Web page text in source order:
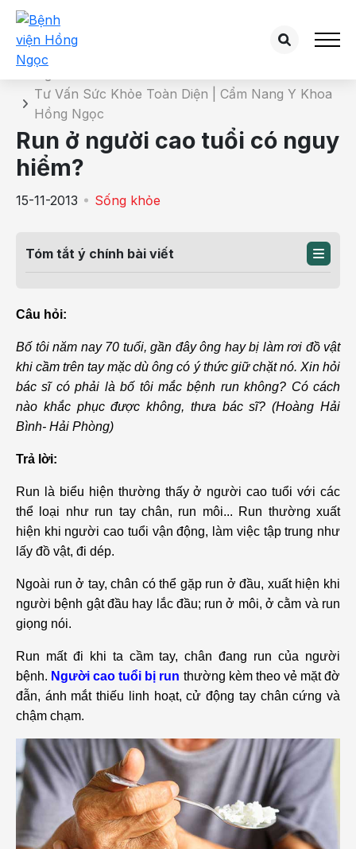
Chi tiết bài tư vấn
Tư Vấn Sức Khỏe Toàn Diện | Cẩm Nang Y Khoa
Hồng Ngọc
Run ở người cao tuổi có nguy
hiểm?
15-11-2013 Sống khỏe
Tóm tắt ý chính bài viết
Câu hỏi:
Bố tôi năm nay 70 tuổi, gần đây ông hay bị làm rơi đồ vật
khi cầm trên tay mặc dù ông có ý thức giữ chặt nó. Xin hỏi
bác sĩ có phải là bố tôi mắc bệnh run không? Có cách
nào khắc phục được không, thưa bác sĩ? (Hoàng Hải
Bình- Hải Phòng)
Trả lời:
Run là biểu hiện thường thấy ở người cao tuổi với các
thể loại như run tay chân, run môi... Run thường xuất
hiện khi người cao tuổi vận động, làm việc tập trung như
lấy đồ vật, đi dép.
Ngoài run ở tay, chân có thể gặp run ở đầu, xuất hiện khi
người bệnh gật đầu hay lắc đầu; run ở môi, ở cằm và run
giọng nói.
Run mất đi khi ta cầm tay, chân đang run của người
bệnh. Người cao tuổi bị run thường kèm theo vẻ mặt đờ
đẫn, ánh mắt thiếu linh hoạt, cử động tay chân cứng và
chậm chạm.